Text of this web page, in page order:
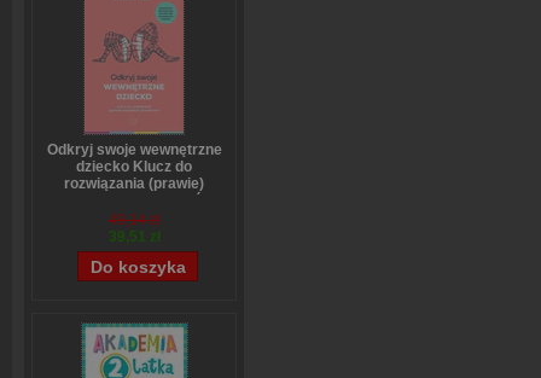
Odkryj swoje wewnętrzne
dziecko Klucz do
rozwiązania (prawie)
Stefanie Stahl
49,14 zł
39,51 zł